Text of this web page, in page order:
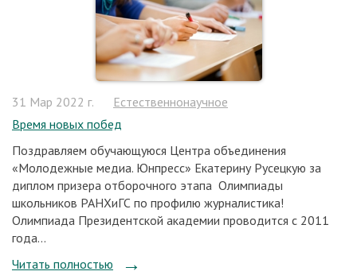
31 Мар 2022 г.
Естественнонаучное
Время новых побед
Поздравляем обучающуюся Центра объединения
«Молодежные медиа. Юнпресс» Екатерину Русецкую за
диплом призера отборочного этапа Олимпиады
школьников РАНХиГС по профилю журналистика!
Олимпиада Президентской академии проводится с 2011
года...
Читать полностью